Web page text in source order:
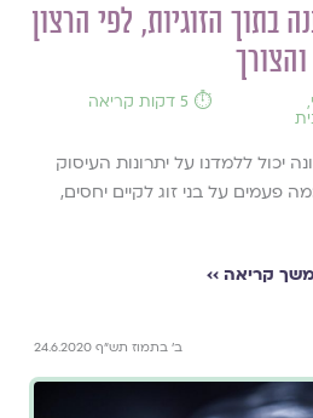
בתוך הזוגיות, לפי הרצון
והצורך
, ⏱️ 5 דקות קריאה
יכול ללמדנו על יתרונות העיסוק
פעמים על בני זוג לקיים יחסים,
קריאה ››
ב' בתמוז תש"ף 24.6.2020